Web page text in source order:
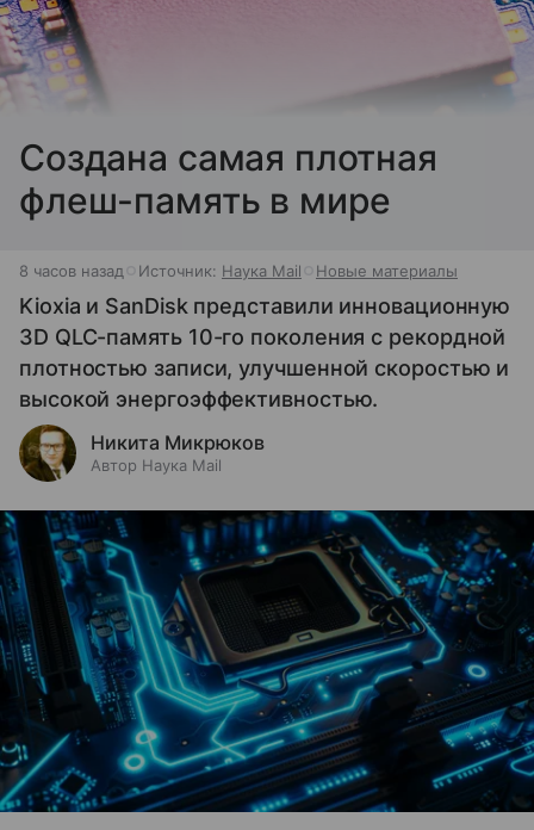
Создана самая плотная
флеш-память в мире
8 часов назад Источник: Наука Mail Новые материалы
Kioxia и SanDisk представили инновационную
3D QLC-память 10-го поколения с рекордной
плотностью записи, улучшенной скоростью и
высокой энергоэффективностью.
Никита Микрюков
Автор Наука Mail